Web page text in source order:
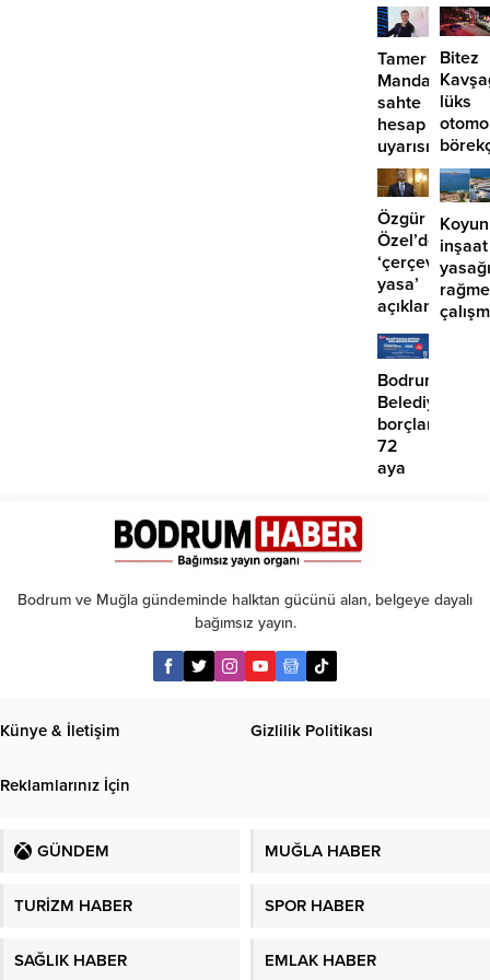
etmiyor?
Tamer
sahte
hesap
uyarısı
Bitez
lüks
girdi:
2
Özgür
Özel’den
‘çerçeve
yasa’
açıklaması:
‘İmza
atma
çabamız
yok’
inşaat
Bodrum
borçlara
72
aya
Bodrum ve Muğla gündeminde halktan gücünü alan, belgeye dayalı
bağımsız yayın.
Künye & İletişim Gizlilik Politikası
Reklamlarınız İçin
GÜNDEM MUĞLA HABER
TURİZM HABER SPOR HABER
SAĞLIK HABER EMLAK HABER